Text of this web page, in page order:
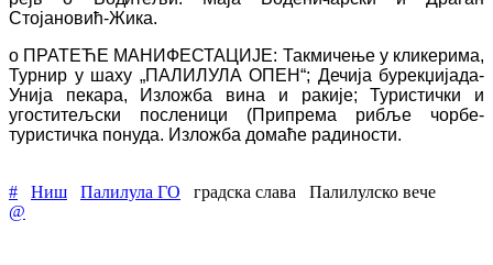
Стојановић-Жика.
о ПРАТЕЋЕ МАНИФЕСТАЦИЈЕ: Такмичење у кликерима,
Турнир у шаху „ПАЛИЛУЛА ОПЕН“; Дечија бурекџијада-
Унија пекара, Излoжба вина и ракије; Туристички и
угоститељски посленици (Припрема рибље чорбе-
туристичка понуда. Изложба домаће радиности.
# Ниш Палилула ГО градска слава
Палилулско вече
@